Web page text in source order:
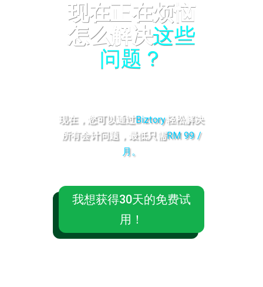
现在正在烦恼
怎么解决这些
问题？
现在，您可以通过Biztory轻松解决
所有会计问题，最低只需RM 99 /
月。
我想获得30天的免费试
用！